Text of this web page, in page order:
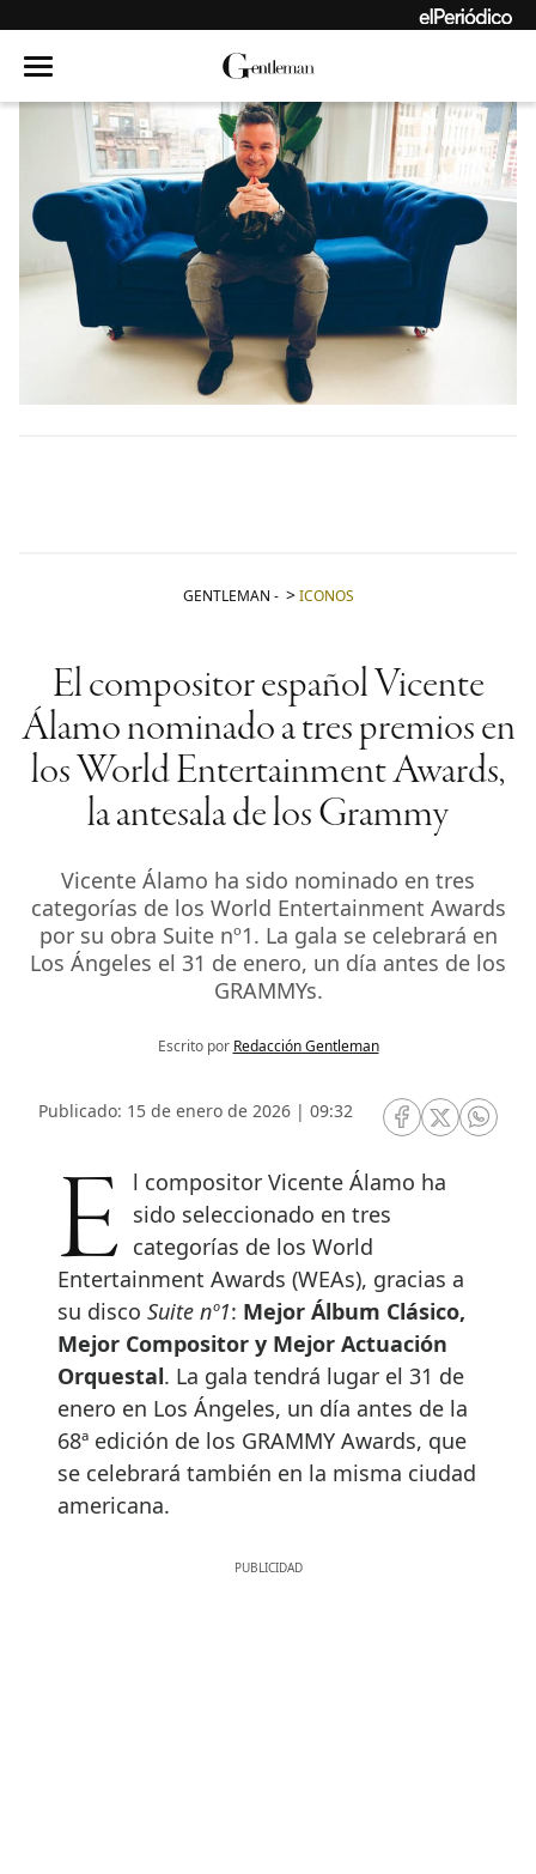
GENTLEMAN - ICONOS
El compositor español Vicente
Álamo nominado a tres premios en
los World Entertainment Awards,
la antesala de los Grammy
Vicente Álamo ha sido nominado en tres
categorías de los World Entertainment Awards
por su obra Suite nº1. La gala se celebrará en
Los Ángeles el 31 de enero, un día antes de los
GRAMMYs.
Escrito por Redacción Gentleman
Publicado: 15 de enero de 2026 | 09:32
RRSS Facebook
RRSSRRSS
El compositor Vicente Álamo ha sido seleccionado en tres
categorías de los World
Entertainment Awards (WEAs), gracias a
su disco Suite nº1: Mejor Álbum Clásico,
Mejor Compositor y Mejor Actuación
Orquestal. La gala tendrá lugar el 31 de
enero en Los Ángeles, un día antes de la
68ª edición de los GRAMMY Awards, que
se celebrará también en la misma ciudad
americana.